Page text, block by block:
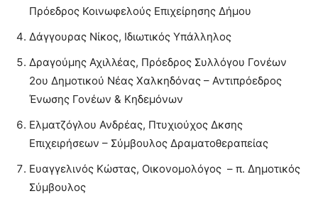
Πρόεδρος Κοινωφελούς Επιχείρησης Δήμου
Δάγγουρας Νίκος, Ιδιωτικός Υπάλληλος
Δραγούμης Αχιλλέας, Πρόεδρος Συλλόγου Γονέων
2ου Δημοτικού Νέας Χαλκηδόνας – Αντιπρόεδρος
Ένωσης Γονέων & Κηδεμόνων
Ελματζόγλου Ανδρέας, Πτυχιούχος Δκσης
Επιχειρήσεων – Σύμβουλος Δραματοθεραπείας
Ευαγγελινός Κώστας, Οικονομολόγος – π. Δημοτικός
Σύμβουλος